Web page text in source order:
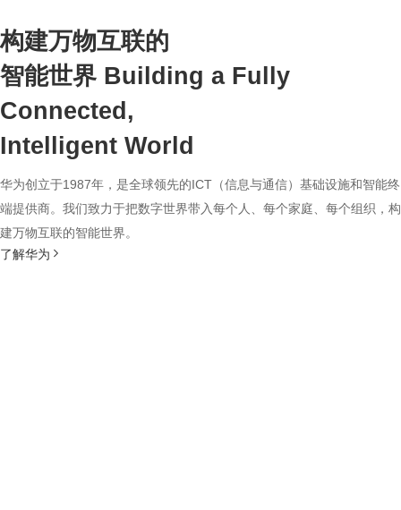
构建万物互联的
智能世界 Building a Fully
Connected,
Intelligent World
华为创立于1987年，是全球领先的ICT（信息与通信）基础设施和智能终
端提供商。我们致力于把数字世界带入每个人、每个家庭、每个组织，构
建万物互联的智能世界。
了解华为